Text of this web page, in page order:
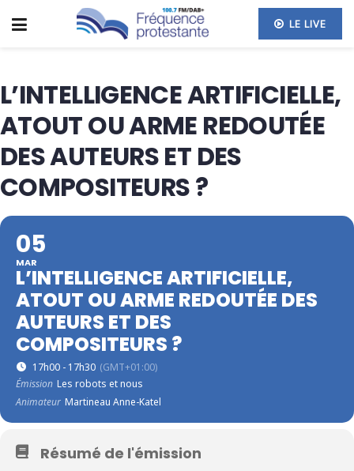
LE LIVE
L’INTELLIGENCE ARTIFICIELLE,
ATOUT OU ARME REDOUTÉE
DES AUTEURS ET DES
COMPOSITEURS ?
05
MAR
L’INTELLIGENCE ARTIFICIELLE,
ATOUT OU ARME REDOUTÉE DES
AUTEURS ET DES
COMPOSITEURS ?
17h00 - 17h30 (GMT+01:00)
Émission Les robots et nous
Animateur Martineau Anne-Katel
Résumé de l'émission